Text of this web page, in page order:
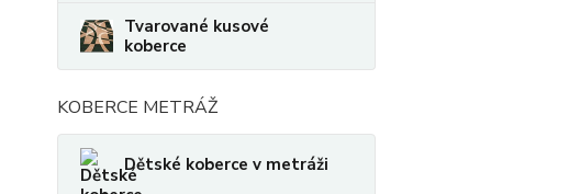
Tvarované kusové
koberce
KOBERCE METRÁŽ
Dětské koberce v metráži